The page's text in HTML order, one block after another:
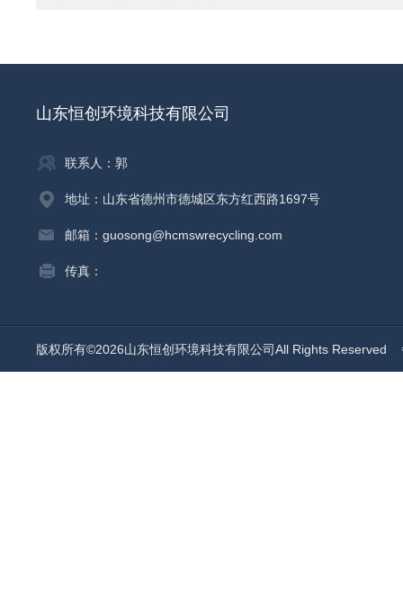
山东恒创环境科技有限公司
联系人：郭
地址：山东省德州市德城区东方红西路1697号
邮箱：guosong@hcmswrecycling.com
传真：
版权所有©2026山东恒创环境科技有限公司All Rights Reserved